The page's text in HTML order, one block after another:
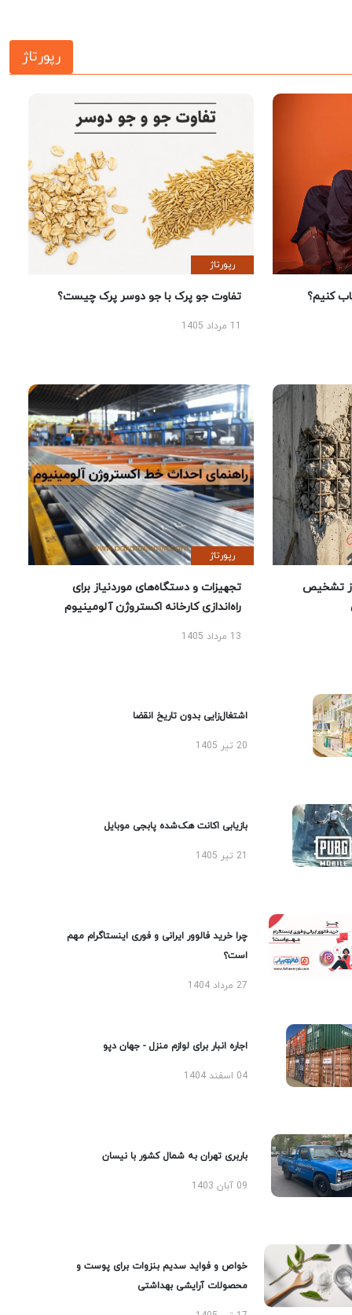
رپورتاژ
کنیم؟
رپورتاژ
تفاوت جو پرک با جو دوسر پرک چیست؟
تشخیص
رپورتاژ
تجهیزات و دستگاه‌های موردنیاز برای
راه‌اندازی کارخانه اکستروژن آلومینیوم
13 مرداد 1405
اشتغال‌زایی بدون تاریخ انقضا
20 تیر 1405
بازیابی اکانت هک‌شده پابجی موبایل
چرا خرید فالوور ایرانی و فوری اینستاگرام مهم
است؟
27 مرداد 1404
اجاره انبار برای لوازم منزل - جهان دپو
04 اسفند 1404
باربری تهران به شمال کشور با نیسان
09 آبان 1403
خواص و فواید سدیم بنزوات برای پوست و
محصولات آرایشی بهداشتی